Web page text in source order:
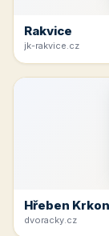
Rakvice
jk-rakvice.cz
Hřeben
dvoracky.cz